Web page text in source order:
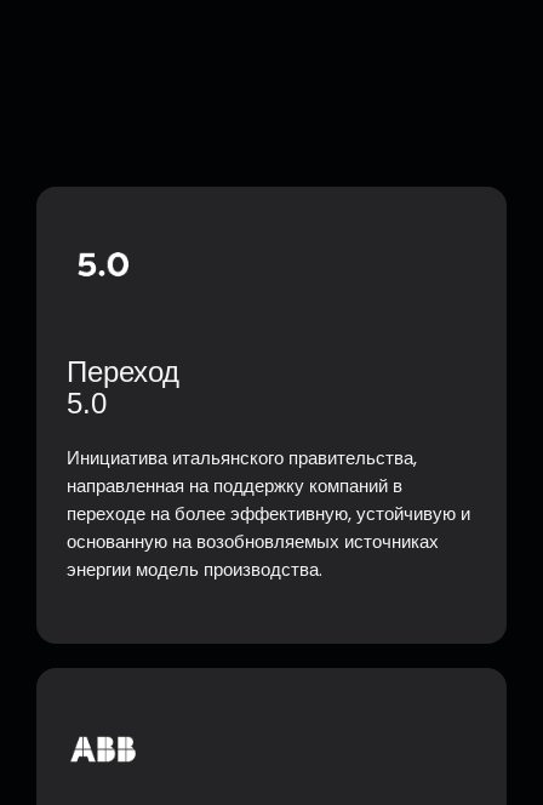
Переход
5.0
Инициатива итальянского правительства,
направленная на поддержку компаний в
переходе на более эффективную, устойчивую и
основанную на возобновляемых источниках
энергии модель производства.